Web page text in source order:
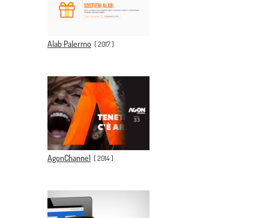
Alab Palermo [2017]
AgonChannel [2014]